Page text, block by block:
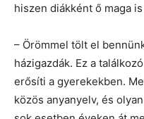
hiszen diákként ő maga
– Örömmel tölt el
házigazdák. Ez a
erősíti a gyerekekben.
közös anyanyelv, és